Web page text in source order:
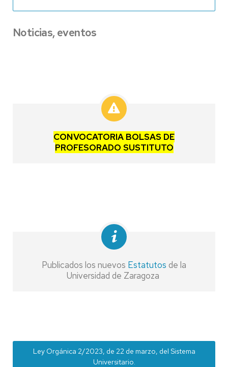
Noticias, eventos
CONVOCATORIA BOLSAS DE
PROFESORADO SUSTITUTO
Publicados los nuevos Estatutos de la
Universidad de Zaragoza
Ley Orgánica 2/2023, de 22 de marzo, del Sistema
Universitario.